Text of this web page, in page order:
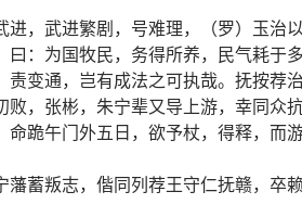
进，武进繁剧，号难理，（罗）玉治
曰：为国牧民，务得所养，民气耗于
责变通，岂有成法之可执哉。抚按荐
败，张彬，朱宁辈又导上游，幸同众
命跪午门外五日，欲予杖，得释，而
藩蓄叛志，偕同列荐王守仁抚赣，卒赖